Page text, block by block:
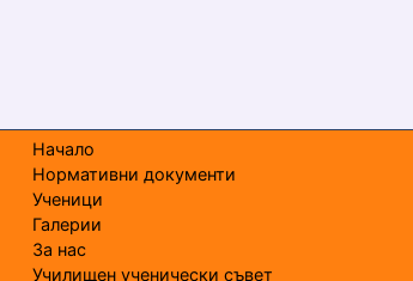
Начало
Нормативни документи
Ученици
Галерии
За нас
Училищен ученически съвет